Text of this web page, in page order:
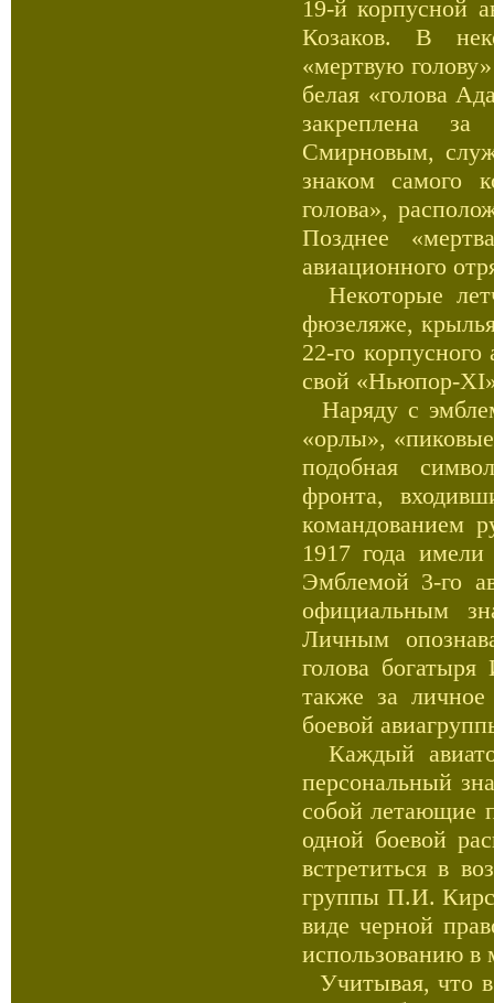
19-й корпусной
Козаков. В
«мертвую
белая «голова
закреплена
Смирновым,
знаком самого
голова»,
Позднее
авиационного
Некоторые
фюзеляже,
22-го
свой «Ньюпор-
Наряду с
«орлы»,
подобная
фронта,
командованием
1917 года имели
Эмблемой 3-го
официальным
Личным
голова
также за
боевой
Каждый
персональный
собой летающие
одной боевой
встретиться в
группы П.И.
виде черной
использованию в
Учитывая, что в